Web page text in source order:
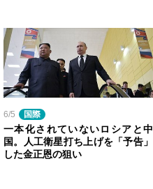
6/5 国際
一本化されていないロシアと中
国。人工衛星打ち上げを「予告」
した金正恩の狙い